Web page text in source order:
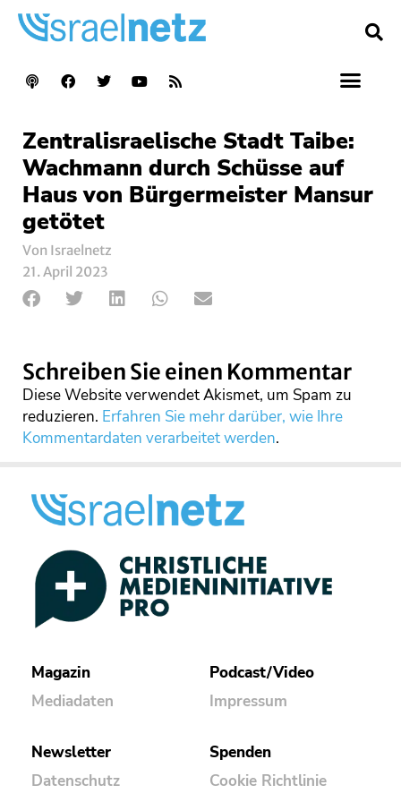
Zentralisraelische Stadt Taibe:
Wachmann durch Schüsse auf
Haus von Bürgermeister Mansur
getötet
Von Israelnetz
21. April 2023
Schreiben Sie einen Kommentar
Diese Website verwendet Akismet, um Spam zu
reduzieren. Erfahren Sie mehr darüber, wie Ihre
Kommentardaten verarbeitet werden.
Magazin
Mediadaten
Podcast/Video
Impressum
Newsletter
Datenschutz
Spenden
Cookie Richtlinie